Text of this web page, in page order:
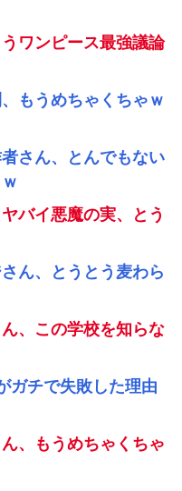
ワンピース最強議論
もうめちゃくちゃｗ
さん、とんでもない
バイ悪魔の実、とう
ん、とうとう麦わら
、この学校を知らな
ガチで失敗した理由
、もうめちゃくちゃ